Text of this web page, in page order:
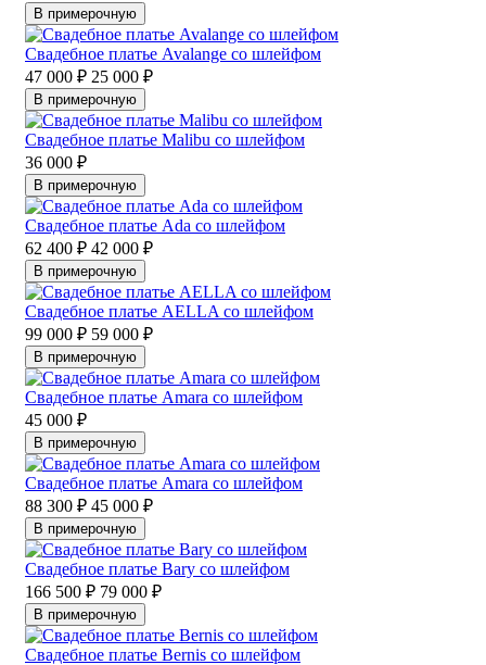
В примерочную
Свадебное платье Avalange со шлейфом
47 000 ₽ 25 000 ₽
В примерочную
Свадебное платье Malibu со шлейфом
36 000 ₽
В примерочную
Свадебное платье Ada со шлейфом
62 400 ₽ 42 000 ₽
В примерочную
Свадебное платье AELLA со шлейфом
99 000 ₽ 59 000 ₽
В примерочную
Свадебное платье Amara со шлейфом
45 000 ₽
В примерочную
Свадебное платье Amara со шлейфом
88 300 ₽ 45 000 ₽
В примерочную
Свадебное платье Bary со шлейфом
166 500 ₽ 79 000 ₽
В примерочную
Свадебное платье Bernis со шлейфом